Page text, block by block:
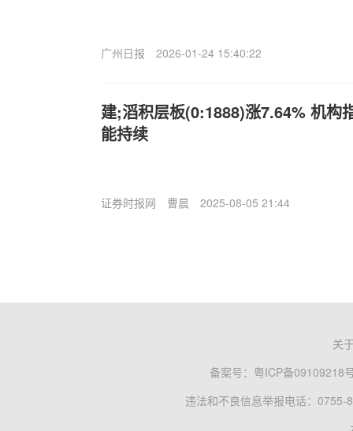
广州日报 2026-01-24 15:40:22
建;滔积层板(0:1888)涨7.64% 机构
能持续
证券时报网 曹晨 2025-08-05 21:44
关
备案号： 粤ICP备09109218
违法和不良信息举报电话：0755-